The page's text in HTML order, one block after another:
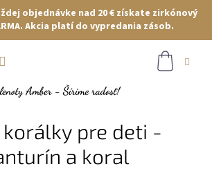
objednávke nad 20 € získate zirkónový
Akcia platí do vypredania zásob.
korálky pre deti -
a koral